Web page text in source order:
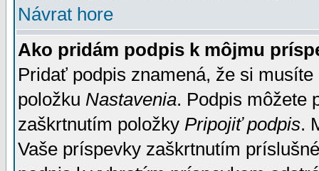
Návrat hore
Ako pridám podpis k môjmu
Pridať podpis znamená, že si
položku Nastavenia. Podpis môžete
zaškrtnutím položky Pripojiť podpis.
Vaše príspevky zaškrtnutím